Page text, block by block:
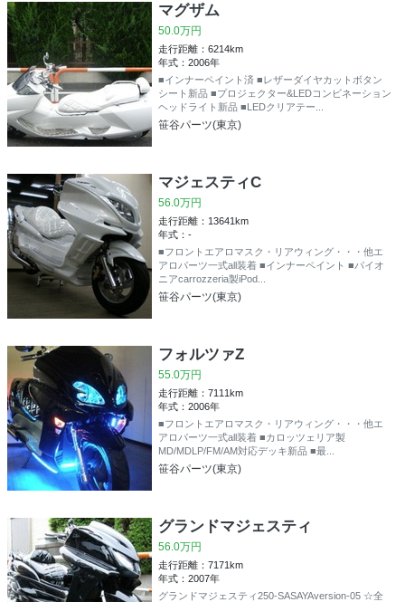
マグザム
50.0万円
走行距離：6214km
年式：2006年
■インナーペイント済 ■レザーダイヤカットボタン
シート新品 ■プロジェクター&LEDコンビネーション
ヘッドライト新品 ■LEDクリアテー...
笹谷パーツ(東京)
マジェスティC
56.0万円
走行距離：13641km
年式：-
■フロントエアロマスク・リアウィング・・・他エ
アロパーツ一式all装着 ■インナーペイント ■パイオ
ニアcarrozzeria製iPod...
笹谷パーツ(東京)
フォルツァZ
55.0万円
走行距離：7111km
年式：2006年
■フロントエアロマスク・リアウィング・・・他エ
アロパーツ一式all装着 ■カロッツェリア製
MD/MDLP/FM/AM対応デッキ新品 ■最...
笹谷パーツ(東京)
グランドマジェスティ
56.0万円
走行距離：7171km
年式：2007年
グランドマジェスティ250-SASAYAversion-05 ☆全